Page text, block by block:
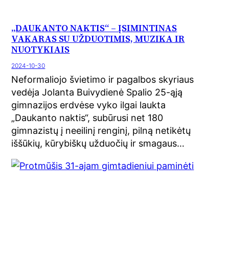
„DAUKANTO NAKTIS“ – ĮSIMINTINAS
VAKARAS SU UŽDUOTIMIS, MUZIKA IR
NUOTYKIAIS
2024-10-30
Neformaliojo švietimo ir pagalbos skyriaus
vedėja Jolanta Buivydienė Spalio 25-ąją
gimnazijos erdvėse vyko ilgai laukta
„Daukanto naktis“, subūrusi net 180
gimnazistų į neeilinį renginį, pilną netikėtų
iššūkių, kūrybiškų užduočių ir smagaus…